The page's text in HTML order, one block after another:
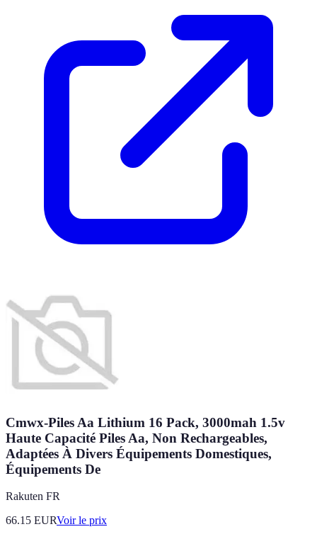
Cmwx-Piles Aa Lithium 16 Pack, 3000mah 1.5v
Haute Capacité Piles Aa, Non Rechargeables,
Adaptées À Divers Équipements Domestiques,
Équipements De
Rakuten FR
66.15 EURVoir le prix